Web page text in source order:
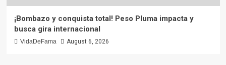
¡Bombazo y conquista total! Peso Pluma impacta y
busca gira internacional
VidaDeFama August 6, 2026